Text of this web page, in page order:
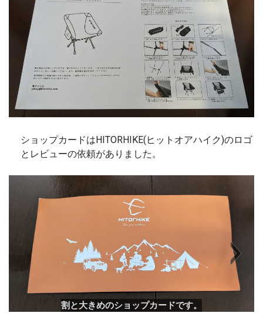
ショップカードはHITORHIKE(ヒットオアハイク)のロゴ
とレビューの依頼がありました。
割と大きめのショップカードです。
Next